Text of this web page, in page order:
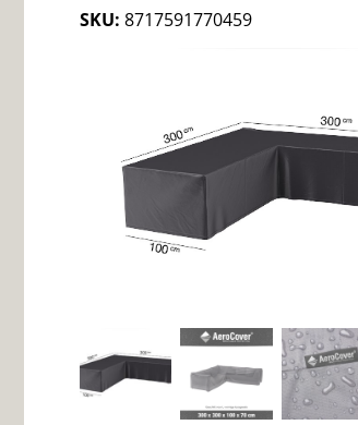
SKU: 8717591770459